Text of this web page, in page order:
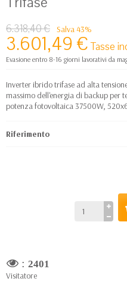
6.318,40 € Salva 43%
3.601,49 € Tasse
Evasione entro 8-16 giorni lavorativi da
Inverter ibrido trifase ad alta
massimo dell'energia di backup per
potenza fotovoltaica 37500W,
Riferimento
: 2401
Visitatore